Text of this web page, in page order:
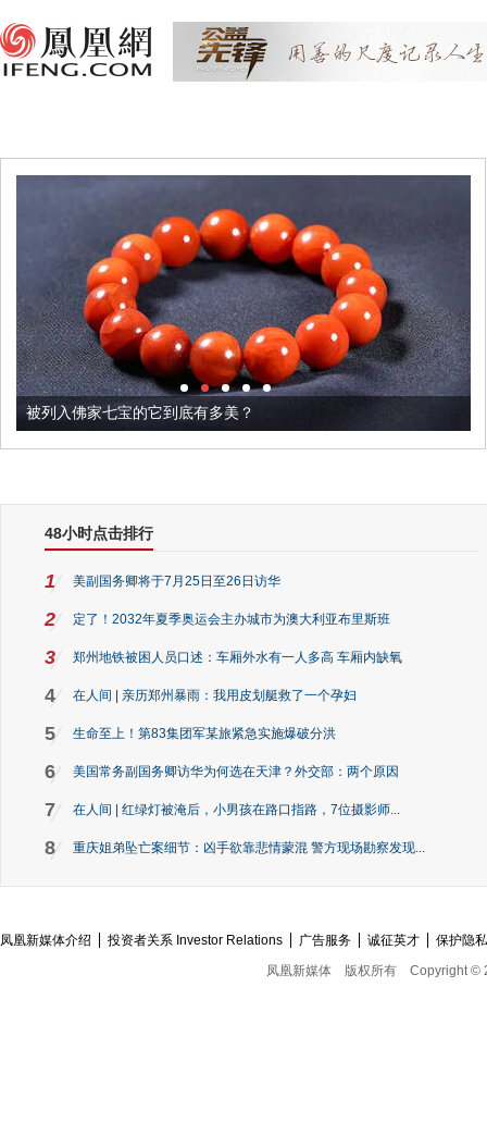
被列入佛家七宝的它到底有多美？
48小时点击排行
1 美副国务卿将于7月25日至26日访华
2 定了！2032年夏季奥运会主办城市为澳大利亚布里斯班
3 郑州地铁被困人员口述：车厢外水有一人多高 车厢内缺氧
4 在人间 | 亲历郑州暴雨：我用皮划艇救了一个孕妇
5 生命至上！第83集团军某旅紧急实施爆破分洪
6 美国常务副国务卿访华为何选在天津？外交部：两个原因
7 在人间 | 红绿灯被淹后，小男孩在路口指路，7位摄影师...
8 重庆姐弟坠亡案细节：凶手欲靠悲情蒙混 警方现场勘察发现...
凤凰新媒体介绍 投资者关系 Investor Relations 广告服务 诚征英才
保护隐
凤凰新媒体
版权所有 Copyright ©